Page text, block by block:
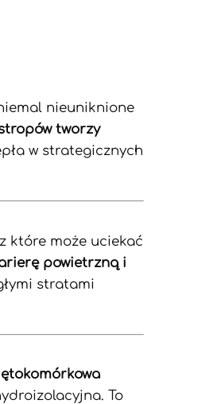
nieuniknione
tworzy
w strategicznych
które może uciekać
powietrzną i
stratami
To